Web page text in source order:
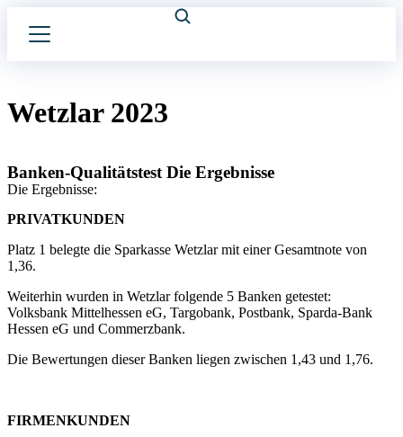
Wetzlar 2023
Banken-Qualitätstest Die Ergebnisse
Die Ergebnisse:
PRIVATKUNDEN
Platz 1 belegte die Sparkasse Wetzlar mit einer Gesamtnote von
1,36.
Weiterhin wurden in Wetzlar folgende 5 Banken getestet:
Volksbank Mittelhessen eG, Targobank, Postbank, Sparda-Bank
Hessen eG und Commerzbank.
Die Bewertungen dieser Banken liegen zwischen 1,43 und 1,76.
FIRMENKUNDEN